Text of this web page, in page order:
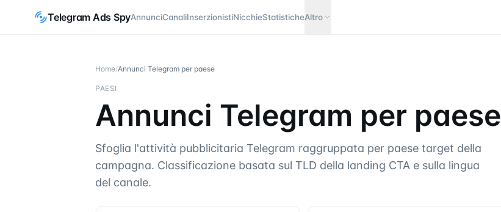
Telegram Ads SpyAnnunciCanaliInserzionistiNicchieStatisticheAltro
Home/Annunci Telegram per paese
PAESI
Annunci Telegram per paese
Sfoglia l'attività pubblicitaria Telegram raggruppata per paese target della
campagna. Classificazione basata sul TLD della landing CTA e sulla lingua
del canale.